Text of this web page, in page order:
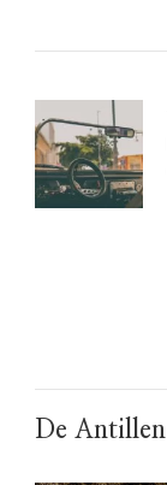
De Antillen